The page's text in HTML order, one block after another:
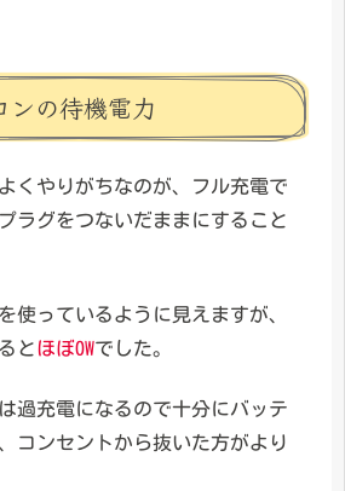
ンの待機電力
くやりがちなのが、フル充電で
ラグをつないだままにすること
使っているように見えますが、
とほぼ0Wでした。
過充電になるので十分にバッテ
コンセントから抜いた方がより